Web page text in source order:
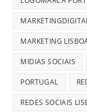
MARKETING
MIDIAS SOCIAIS
PORTUGAL
REDES SOCIAIS